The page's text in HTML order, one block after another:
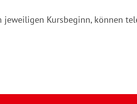
Kursbeginn, können